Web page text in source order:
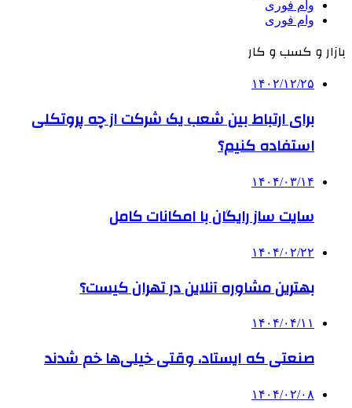
وام فوری
وام فوری
بازار و کسب و کار
۱۴۰۲/۱۲/۲۵
برای ارتباط بین شعب یک شرکت از چه پروتکلی
استفاده کنیم؟
۱۴۰۴/۰۳/۱۴
سایت ساز رایگان با امکانات کامل
۱۴۰۴/۰۲/۲۲
بهترین مشاوره آنلاین در تهران کیست؟
۱۴۰۴/۰۴/۱۱
صنعتی که ایستاد، وقتی خیلی‌ها خم شدند
۱۴۰۴/۰۲/۰۸